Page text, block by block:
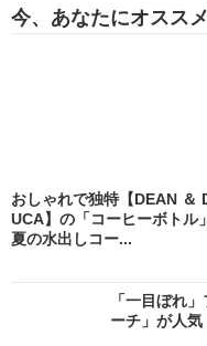
今、あなたにオススメ
おしゃれで独特【DEAN ＆
UCA】の「コーヒーボトル
夏の水出しコー...
「一目ぼれ
ーチ」が人